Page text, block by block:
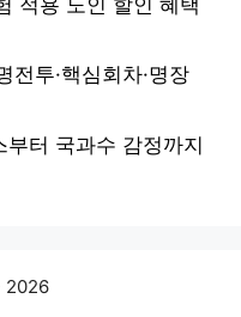
투·핵심회차·명장
터 국과수 감정까지
2026